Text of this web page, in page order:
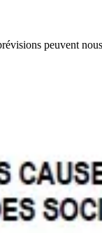
peuvent